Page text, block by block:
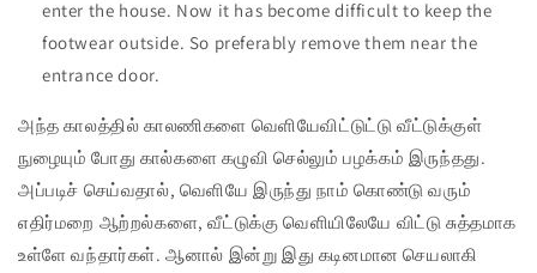
enter the house. Now it has become difficult to keep the
footwear outside. So preferably remove them near the
entrance door.
அந்த காலத்தில் காலணிகளை வெளியேவிட்டுட்டு வீட்டுக்குள்
நுழையும் போது கால்களை கழுவி செல்லும் பழக்கம் இருந்தது.
அப்படிச் செய்வதால், வெளியே இருந்து நாம் கொண்டு வரும்
எதிர்மறை ஆற்றல்களை, வீட்டுக்கு வெளியிலேயே விட்டு சுத்தமாக
உள்ளே வந்தார்கள். ஆனால் இன்று இது கடினமான செயலாகி